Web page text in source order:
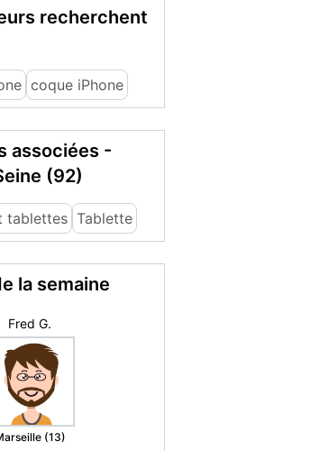
recherchent
coque iPhone
associées -
(92)
tablettes Tablette
la semaine
maison
(12)